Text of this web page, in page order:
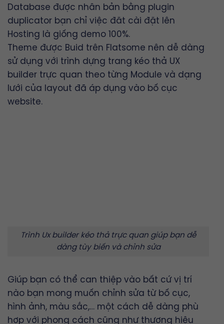
Database được nhân bản bằng plugin
duplicator bạn chỉ việc đăt cài đặt lên
Hosting là giống demo 100%.
Theme được Buid trên Flatsome nên dễ dàng
sử dụng với trình dựng trang kéo thả UX
builder trực quan theo từng Module và dạng
lưới của layout đã áp dụng vào bố cục
website.
Trình Ux builder kéo thả trực quan giúp bạn dễ
dàng tùy biến và chỉnh sửa
Giúp bạn có thể can thiệp vào bất cứ vị trí
nào bạn mong muốn chỉnh sửa từ bố cục,
hình ảnh, màu sắc,… một cách dễ dàng phù
hợp với phong cách cũng như thương hiệu